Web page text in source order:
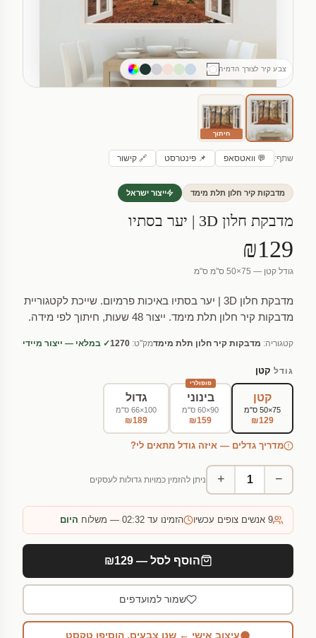
צבע קיר לצורך הדמיה
חיתוך
שתף: 💬 וואטסאפ 📌 פינטרסט 🔗 קישור
מדבקות קיר חלון תלת מימד ייצור ישראל
מדבקת חלון 3D | יער בסתיו
₪129
גודל קטן — 75×50 ס"מ ס"מ
מדבקת חלון 3D | יער בסתיו באיכות פרמיום. שייכת לקטגוריית
מדבקות קיר חלון תלת מימד. ייצור 48 שעות, חיתוך לפי מידה.
קטגוריה: מדבקות קיר חלון תלת מימדמק"ט: 1270✓ במלאי — ייצור מיידי
גודל קטן
קטן
75×50 ס"מ
₪129
פופולרי
בינוני
90×60 ס"מ
₪159
גדול
100×66 ס"מ
₪189
מדריך גדלים — איזה גודל מתאים לי?
−
+ ניתן להזמין כמויות גדולות לעסקים
9 אנשים צופים עכשיו הזמינו עד 02:32 — משלוח היום
הוסף לסל — ₪129
שמור למועדפים
עיצוב אישי ← שנו צבעים, הוסיפו טקסט